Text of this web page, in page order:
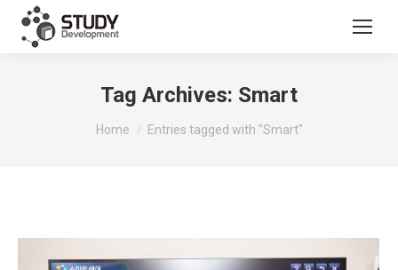
Tag Archives: Smart
You are here:
Home Entries tagged with "Smart"